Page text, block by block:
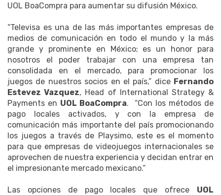
UOL BoaCompra para aumentar su difusión México.
“Televisa es una de las más importantes empresas de
medios de comunicación en todo el mundo y la más
grande y prominente en México; es un honor para
nosotros el poder trabajar con una empresa tan
consolidada en el mercado, para promocionar los
juegos de nuestros socios en el país,” dice Fernando
Estevez Vazquez, Head of International Strategy &
Payments en UOL BoaCompra. “Con los métodos de
pago locales activados, y con la empresa de
comunicación más importante del país promocionando
los juegos a través de Playsimo, este es el momento
para que empresas de videojuegos internacionales se
aprovechen de nuestra experiencia y decidan entrar en
el impresionante mercado mexicano.”
Las opciones de pago locales que ofrece UOL